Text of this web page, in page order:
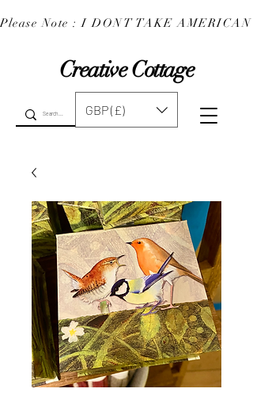
Creative Cottage
Please Note : I DONT TAKE
GBP (£)